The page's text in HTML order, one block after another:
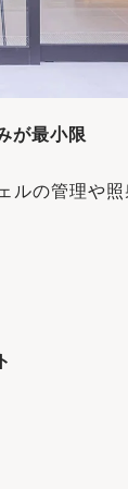
が最小限
ルの管理や